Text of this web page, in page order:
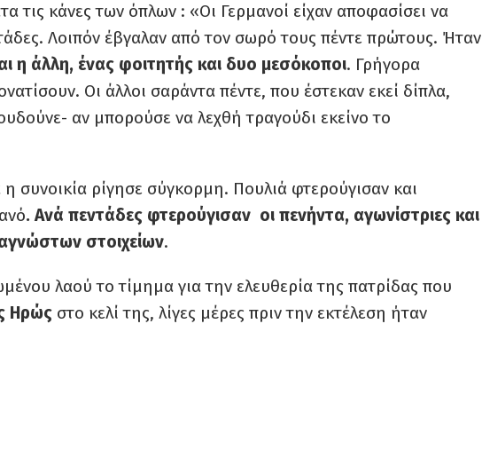
τις κάνες των όπλων : «Οι Γερμανοί είχαν αποφασίσει να
Λοιπόν έβγαλαν από τον σωρό τους πέντε πρώτους. Ήταν
η άλλη, ένας φοιτητής και δυο μεσόκοποι. Γρήγορα
Οι άλλοι σαράντα πέντε, που έστεκαν εκεί δίπλα,
αν μπορούσε να λεχθή τραγούδι εκείνο το
συνοικία ρίγησε σύγκορμη. Πουλιά φτερούγισαν και
. Ανά πεντάδες φτερούγισαν οι πενήντα, αγωνίστριες και
στοιχείων.
λαού το τίμημα για την ελευθερία της πατρίδας που
Ηρώς στο κελί της, λίγες μέρες πριν την εκτέλεση ήταν